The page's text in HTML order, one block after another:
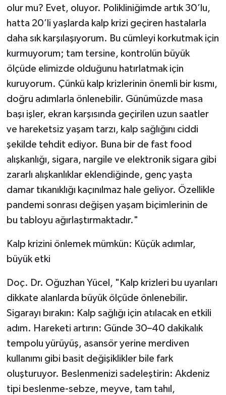
olur mu? Evet, oluyor. Polikliniğimde artık 30’lu,
hatta 20’li yaşlarda kalp krizi geçiren hastalarla
daha sık karşılaşıyorum. Bu cümleyi korkutmak için
kurmuyorum; tam tersine, kontrolün büyük
ölçüde elimizde olduğunu hatırlatmak için
kuruyorum. Çünkü kalp krizlerinin önemli bir kısmı,
doğru adımlarla önlenebilir. Günümüzde masa
başı işler, ekran karşısında geçirilen uzun saatler
ve hareketsiz yaşam tarzı, kalp sağlığını ciddi
şekilde tehdit ediyor. Buna bir de fast food
alışkanlığı, sigara, nargile ve elektronik sigara gibi
zararlı alışkanlıklar eklendiğinde, genç yaşta
damar tıkanıklığı kaçınılmaz hale geliyor. Özellikle
pandemi sonrası değişen yaşam biçimlerinin de
bu tabloyu ağırlaştırmaktadır."
Kalp krizini önlemek mümkün: Küçük adımlar,
büyük etki
Doç. Dr. Oğuzhan Yücel, "Kalp krizleri bu uyarıları
dikkate alanlarda büyük ölçüde önlenebilir.
Sigarayı bırakın: Kalp sağlığı için atılacak en etkili
adım. Hareketi artırın: Günde 30–40 dakikalık
tempolu yürüyüş, asansör yerine merdiven
kullanımı gibi basit değişiklikler bile fark
oluşturuyor. Beslenmenizi sadeleştirin: Akdeniz
tipi beslenme-sebze, meyve, tam tahıl,